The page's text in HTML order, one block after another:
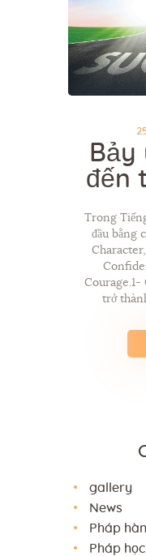
Bảy
đến
Trong
đầu bằng
Courage.1-
trở
gallery
News
Pháp
Pháp